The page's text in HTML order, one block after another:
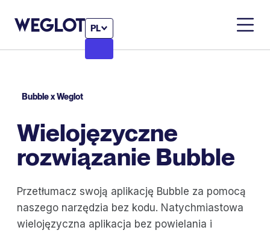
PL
Bubble x Weglot
Wielojęzyczne
rozwiązanie Bubble
Przetłumacz swoją aplikację Bubble za pomocą
naszego narzędzia bez kodu. Natychmiastowa
wielojęzyczna aplikacja bez powielania i